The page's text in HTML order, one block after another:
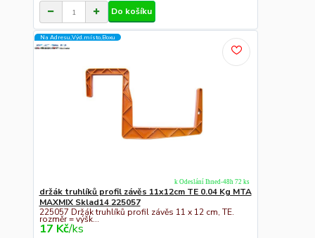
Do košíku
Na Adresu,Výd.místo,Boxu
držák truhlíků profil závěs 11x12cm TE 0.04 Kg MTA
MAXMIX Sklad14 225057
225057 Držák truhlíků profil závěs 11 x 12 cm, TE.
rozměr = výšk...
17 Kč/ks
k Odeslání Ihned-48h 72 ks